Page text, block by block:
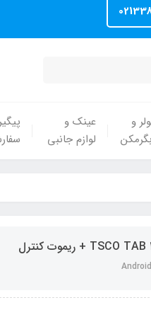
و
عینک و
لوازم جانبی